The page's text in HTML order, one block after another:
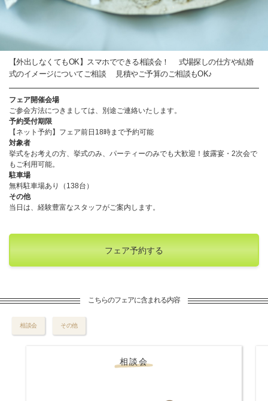
【外出しなくてもOK】スマホでできる相談会！ 式場探しの仕方や結婚
式のイメージについてご相談 見積やご予算のご相談もOK♪
フェア開催会場
ご参会方法につきましては、別途ご連絡いたします。
予約受付期限
【ネット予約】フェア前日18時まで予約可能
対象者
挙式をお考えの方、挙式のみ、パーティーのみでも大歓迎！披露宴・2次会で
もご利用可能。
駐車場
無料駐車場あり（138台）
その他
当日は、経験豊富なスタッフがご案内します。
フェア予約する
こちらのフェアに含まれる内容
相談会 その他
相談会